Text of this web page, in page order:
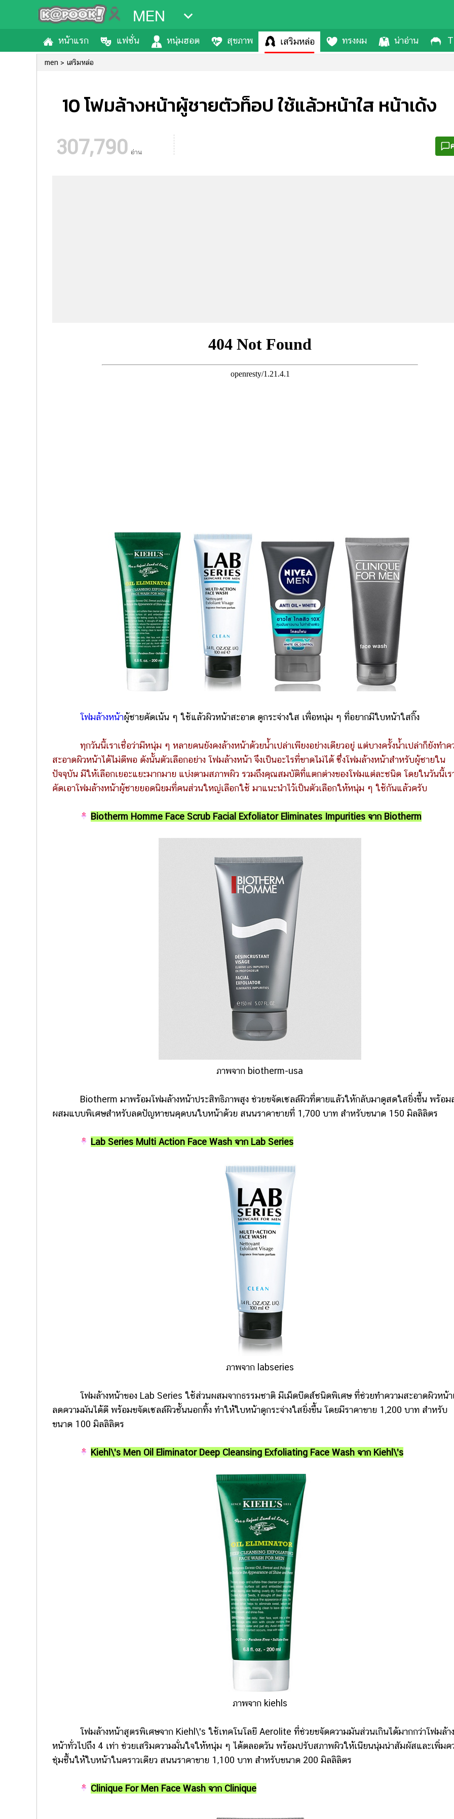
MEN
หน้าแรก แฟชั่น หนุ่มฮอต สุขภาพ เสริมหล่อ ทรงผม น่าอ่าน
men เสริมหล่อ
10 โฟมล้างหน้าผู้ชายตัวท็อป ใช้แล้วหน้าใส หน้าเด้ง
307,790 อ่าน
โฟมล้างหน้าผู้ชายคัดเน้น ๆ ใช้แล้วผิวหน้าสะอาด ดูกระจ่างใส เพื่อหนุ่ม ๆ ที่อยากมีใบหน้าใสกิ๊ง
ทุกวันนี้เราเชื่อว่ามีหนุ่ม ๆ หลายคนยังคงล้างหน้าด้วยน้ำเปล่าเพียงอย่างเดียวอยู่ แต่บางครั้งน้ำเปล่าก็ยังทำค
สะอาดผิวหน้าได้ไม่ดีพอ ดังนั้นตัวเลือกอย่าง โฟมล้างหน้า จึงเป็นอะไรที่ขาดไม่ได้ ซึ่งโฟมล้างหน้าสำหรับผู้ชายใน
ปัจจุบัน มีให้เลือกเยอะแยะมากมาย แบ่งตามสภาพผิว รวมถึงคุณสมบัติที่แตกต่างของโฟมแต่ละชนิด โดยในวันนี้เร
คัดเอาโฟมล้างหน้าผู้ชายยอดนิยมที่คนส่วนใหญ่เลือกใช้ มาแนะนำไว้เป็นตัวเลือกให้หนุ่ม ๆ ใช้กันแล้วครับ
Biotherm Homme Face Scrub Facial Exfoliator Eliminates Impurities จาก Biotherm
ภาพจาก biotherm-usa
Biotherm มาพร้อมโฟมล้างหน้าประสิทธิภาพสูง ช่วยขจัดเซลล์ผิวที่ตายแล้วให้กลับมาดูสดใสยิ่งขึ้น พร้อม
ผสมแบบพิเศษสำหรับลดปัญหาขนคุดบนใบหน้าด้วย สนนราคาขายที่ 1,700 บาท สำหรับขนาด 150 มิลลิลิตร
Lab Series Multi Action Face Wash จาก Lab Series
ภาพจาก labseries
โฟมล้างหน้าของ Lab Series ใช้ส่วนผสมจากธรรมชาติ มีเม็ดบีดส์ชนิดพิเศษ ที่ช่วยทำความสะอาดผิวหน้า
ลดความมันได้ดี พร้อมขจัดเซลล์ผิวชั้นนอกทิ้ง ทำให้ใบหน้าดูกระจ่างใสยิ่งขึ้น โดยมีราคาขาย 1,200 บาท สำหรับ
ขนาด 100 มิลลิลิตร
Kiehl\'s Men Oil Eliminator Deep Cleansing Exfoliating Face Wash จาก Kiehl\'s
ภาพจาก kiehls
โฟมล้างหน้าสูตรพิเศษจาก Kiehl\'s ใช้เทคโนโลยี Aerolite ที่ช่วยขจัดความมันส่วนเกินได้มากกว่าโฟมล้าง
หน้าทั่วไปถึง 4 เท่า ช่วยเสริมความมั่นใจให้หนุ่ม ๆ ได้ตลอดวัน พร้อมปรับสภาพผิวให้เนียนนุ่มน่าสัมผัสและเพิ่มค
ชุ่มชื้นให้ใบหน้าในคราวเดียว สนนราคาขาย 1,100 บาท สำหรับขนาด 200 มิลลิลิตร
Clinique For Men Face Wash จาก Clinique